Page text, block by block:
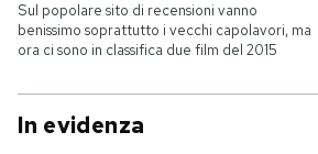
Sul popolare sito di recensioni vanno
benissimo soprattutto i vecchi capolavori, ma
ora ci sono in classifica due film del 2015
In evidenza